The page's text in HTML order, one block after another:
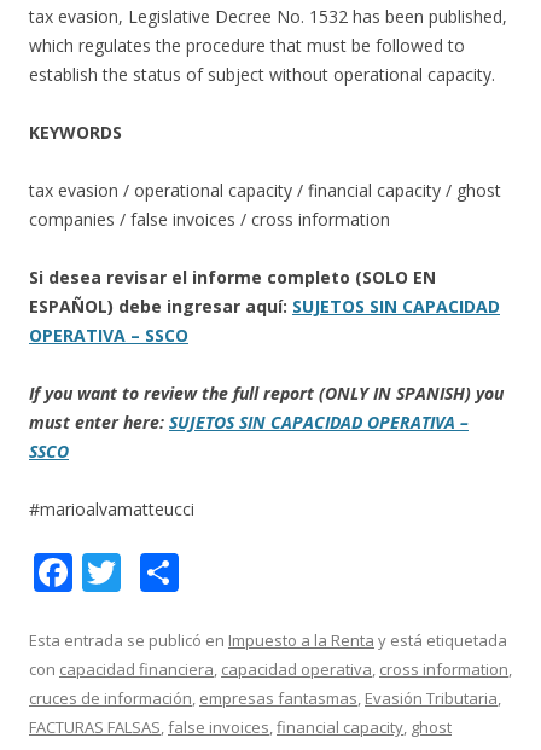
tax evasion, Legislative Decree No. 1532 has been published,
which regulates the procedure that must be followed to
establish the status of subject without operational capacity.
KEYWORDS
tax evasion / operational capacity / financial capacity / ghost
companies / false invoices / cross information
Si desea revisar el informe completo (SOLO EN
ESPAÑOL) debe ingresar aquí: SUJETOS SIN CAPACIDAD
OPERATIVA – SSCO
If you want to review the full report (ONLY IN SPANISH) you
must enter here: SUJETOS SIN CAPACIDAD OPERATIVA –
SSCO
#marioalvamatteucci
F
e
b
o
T
itt
er
m
p
ar
Esta entrada se publicó en Impuesto a la Renta y está etiquetada
con capacidad financiera, capacidad operativa, cross information,
cruces de información, empresas fantasmas, Evasión Tributaria,
FACTURAS FALSAS,false invoices,financial capacity, ghost